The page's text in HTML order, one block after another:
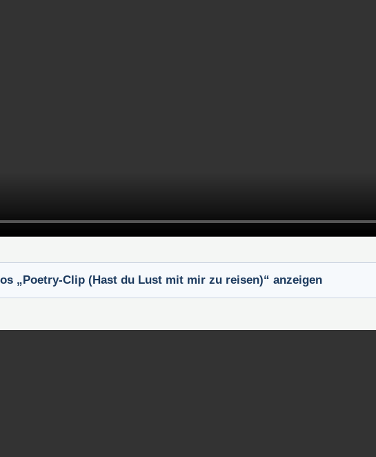
„Poetry-Clip (Hast du Lust mit mir zu reisen)“ anzeigen